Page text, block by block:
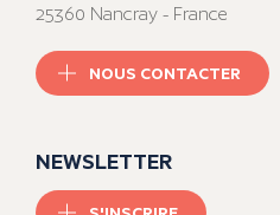
25360 Nancray - France
NOUS CONTACTER
NEWSLETTER